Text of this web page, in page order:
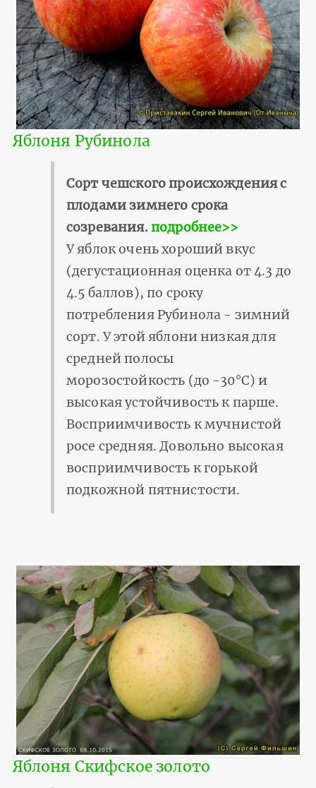
Яблоня Рубинола
Сорт чешского происхождения с
плодами зимнего срока
созревания.подробнее>>
У яблок очень хороший вкус
(дегустационная оценка от 4.3 до
4.5 баллов), по сроку
потребления Рубинола - зимний
сорт. У этой яблони низкая для
средней полосы
морозостойкость (до -30°С) и
высокая устойчивость к парше.
Восприимчивость к мучнистой
росе средняя. Довольно высокая
восприимчивость к горькой
подкожной пятнистости.
Яблоня Скифское золото